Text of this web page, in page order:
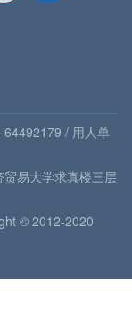
/ 用人单
易大学求真楼三层
© 2012-2020